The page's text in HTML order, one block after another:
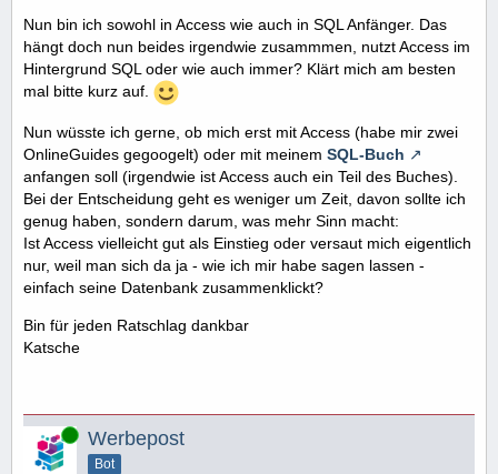
Nun bin ich sowohl in Access wie auch in SQL Anfänger. Das
hängt doch nun beides irgendwie zusammmen, nutzt Access im
Hintergrund SQL oder wie auch immer? Klärt mich am besten
mal bitte kurz auf.
Nun wüsste ich gerne, ob mich erst mit Access (habe mir zwei
OnlineGuides gegoogelt) oder mit meinem SQL-Buch
anfangen soll (irgendwie ist Access auch ein Teil des Buches).
Bei der Entscheidung geht es weniger um Zeit, davon sollte ich
genug haben, sondern darum, was mehr Sinn macht:
Ist Access vielleicht gut als Einstieg oder versaut mich eigentlich
nur, weil man sich da ja - wie ich mir habe sagen lassen -
einfach seine Datenbank zusammenklickt?
Bin für jeden Ratschlag dankbar
Katsche
Online Werbepost
Bot